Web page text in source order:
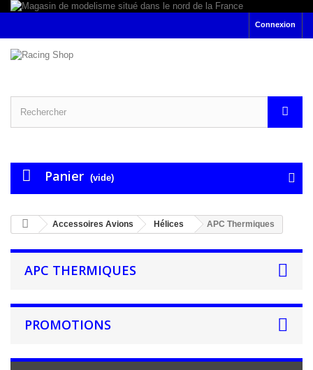
Connexion
Panier (vide)
Accessoires Avions Hélices APC Thermiques
APC THERMIQUES
PROMOTIONS